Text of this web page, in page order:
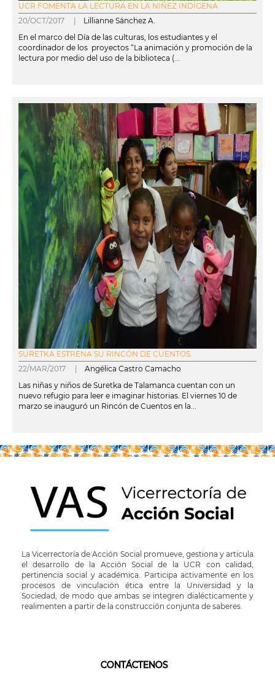
UCR FOMENTA LA LECTURA EN LA NIÑEZ INDÍGENA
20/OCT/2017 | Lillianne Sánchez A.
En el marco del Día de las culturas, los estudiantes y el
coordinador de los proyectos “La animación y promoción de la
lectura por medio del uso de la biblioteca (...
SURETKA ESTRENA SU RINCÓN DE CUENTOS
22/MAR/2017 | Angélica Castro Camacho
Las niñas y niños de Suretka de Talamanca cuentan con un
nuevo refugio para leer e imaginar historias. El viernes 10 de
marzo se inauguró un Rincón de Cuentos en la...
La Vicerrectoría de Acción Social promueve, gestiona y articula
el desarrollo de la Acción Social de la UCR con calidad,
pertinencia social y académica. Participa activamente en los
procesos de vinculación ética entre la Universidad y la
Sociedad, de modo que ambas se integren dialécticamente y
realimenten a partir de la construcción conjunta de saberes.
CONTÁCTENOS